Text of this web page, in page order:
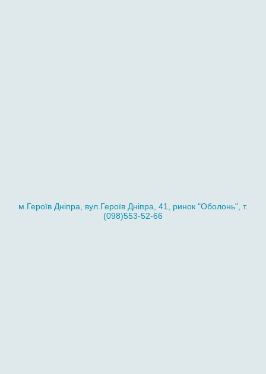
м.Героїв Дніпра, вул.Героїв Дніпра, 41, ринок "Оболонь", т.
(098)553-52-66